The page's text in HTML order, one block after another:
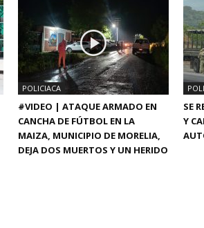
POLICIACA
#VIDEO | ATAQUE ARMADO EN
CANCHA DE FÚTBOL EN LA
MAIZA, MUNICIPIO DE MORELIA,
DEJA DOS MUERTOS Y UN HERIDO
SE
Y